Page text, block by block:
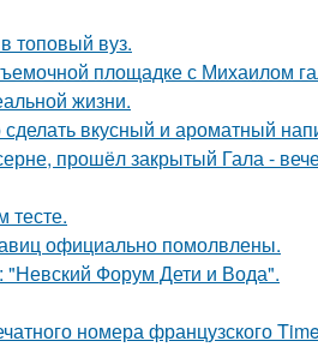
топовый вуз.
площадке с Михаилом
жизни.
вкусный и ароматный
прошёл закрытый Гала -
тесте.
официально помолвлены.
"Невский Форум Дети и Вода".
номера французского